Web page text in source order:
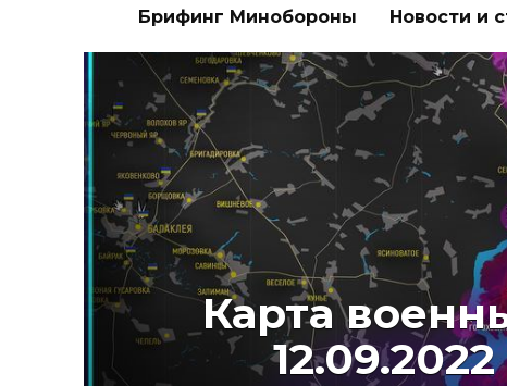
Брифинг Минобороны Новости и
Карта